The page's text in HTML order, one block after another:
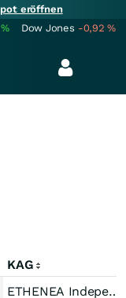
eröffnen
% Dow Jones -0,92%
KAG
ETHENEA IndependInve